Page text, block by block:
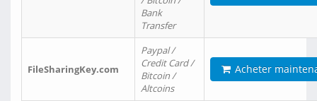
Bank
Transfer
FileSharingKey.com
Paypal /
Credit Card /
Bitcoin /
Altcoins
Acheter